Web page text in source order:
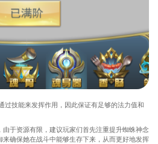
过技能来发挥作用，因此保证有足够的法力值和
于资源有限，建议玩家们首先注重提升蜘蛛神念
确保她在战斗中能够生存下来，从而更好地发挥